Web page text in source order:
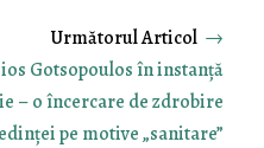
Gotsopoulos în instanță
– o încercare de zdrobire
pe motive „sanitare”
→